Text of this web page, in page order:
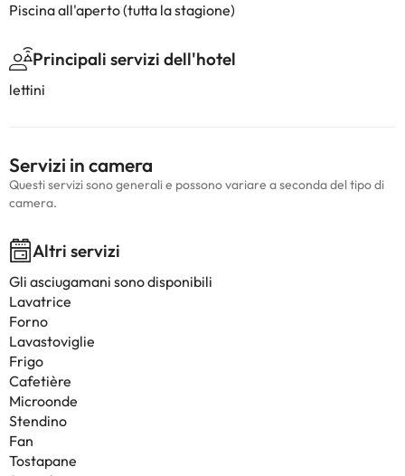
Piscina all'aperto (tutta la stagione)
Principali servizi dell'hotel
lettini
Servizi in camera
Questi servizi sono generali e possono variare a seconda del tipo di
camera.
Altri servizi
Gli asciugamani sono disponibili
Lavatrice
Forno
Lavastoviglie
Frigo
Cafetière
Microonde
Stendino
Fan
Tostapane